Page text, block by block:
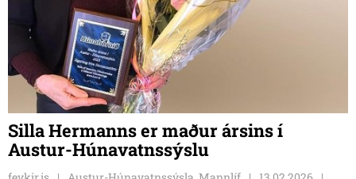
Silla Hermanns er maður ársins í
Austur-Húnavatnssýslu